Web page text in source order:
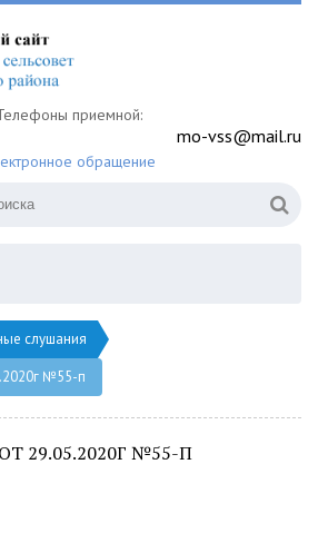
приемной:
mo-vss@mail.ru
обращение
слушания
№55-п
29.05.2020Г №55-П